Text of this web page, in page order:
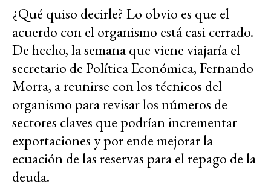
¿Qué quiso decirle? Lo obvio es que el
acuerdo con el organismo está casi cerrado.
De hecho, la semana que viene viajaría el
secretario de Política Económica, Fernando
Morra, a reunirse con los técnicos del
organismo para revisar los números de
sectores claves que podrían incrementar
exportaciones y por ende mejorar la
ecuación de las reservas para el repago de la
deuda.